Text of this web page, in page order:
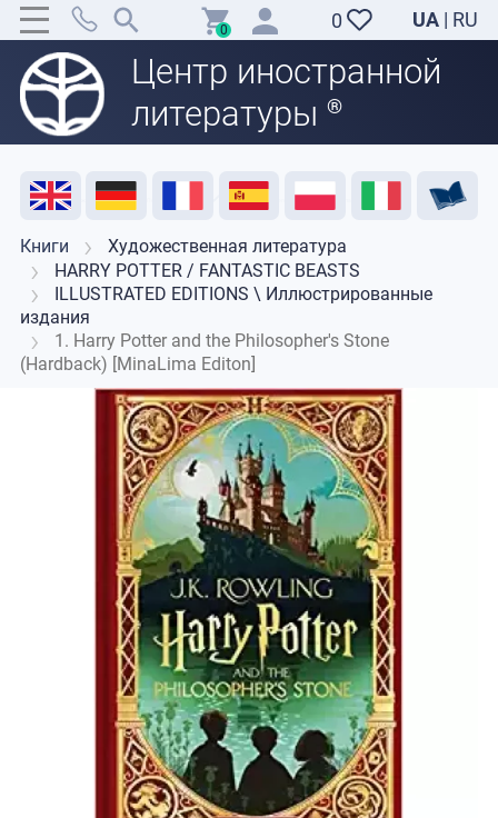
0 UA | RU
Центр иностранной
литературы ®
0
Акция Распродажа Отзывы Поддержка преподавателей
Книги
Художественная литература
HARRY POTTER / FANTASTIC BEASTS
ILLUSTRATED EDITIONS \ Иллюстрированные
издания
1. Harry Potter and the Philosopher's Stone
(Hardback) [MinaLima Editon]